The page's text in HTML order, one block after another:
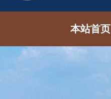
本站首页